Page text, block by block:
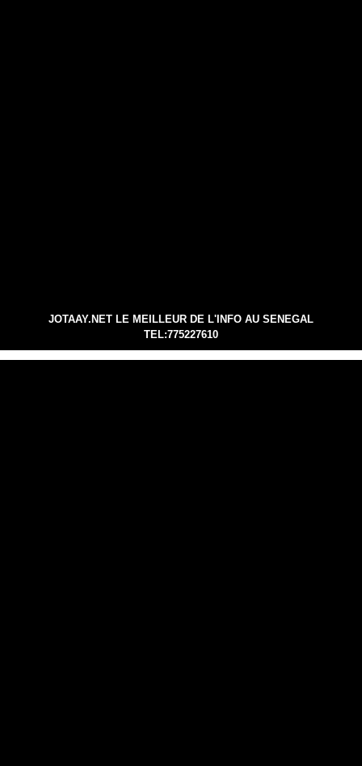
JOTAAY.NET LE MEILLEUR DE L'INFO AU SENEGAL
TEL:775227610